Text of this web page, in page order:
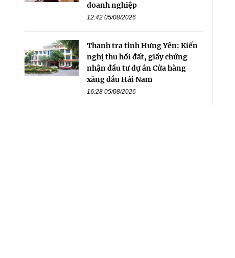
doanh nghiệp
12:42 05/08/2026
Thanh tra tỉnh Hưng Yên: Kiến
nghị thu hồi đất, giấy chứng
nhận đầu tư dự án Cửa hàng
xăng dầu Hải Nam
16:28 05/08/2026